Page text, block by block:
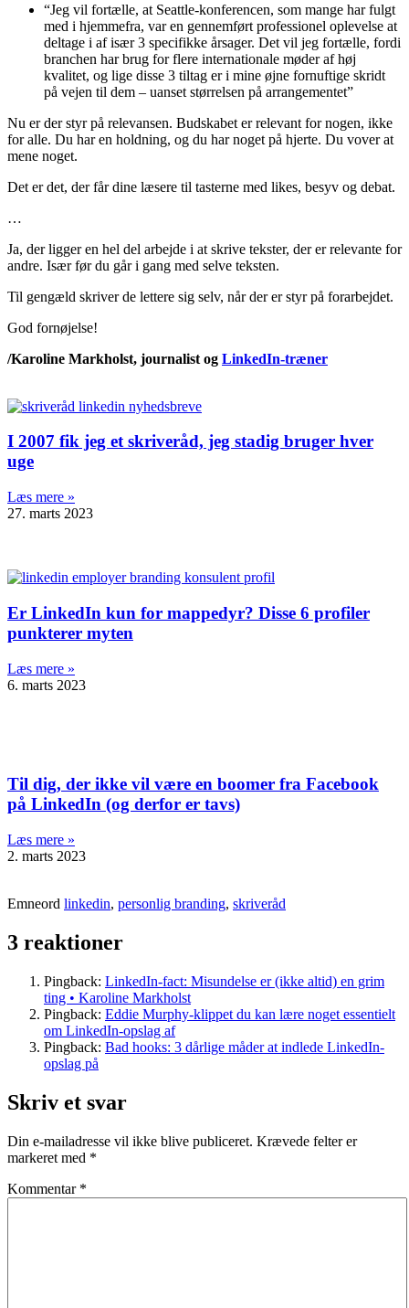
“Jeg vil fortælle, at Seattle-konferencen, som mange har fulgt
med i hjemmefra, var en gennemført professionel oplevelse at
deltage i af især 3 specifikke årsager. Det vil jeg fortælle, fordi
branchen har brug for flere internationale møder af høj
kvalitet, og lige disse 3 tiltag er i mine øjne fornuftige skridt
på vejen til dem – uanset størrelsen på arrangementet”
Nu er der styr på relevansen. Budskabet er relevant for nogen, ikke
for alle. Du har en holdning, og du har noget på hjerte. Du vover at
mene noget.
Det er det, der får dine læsere til tasterne med likes, besyv og debat.
…
Ja, der ligger en hel del arbejde i at skrive tekster, der er relevante for
andre. Især før du går i gang med selve teksten.
Til gengæld skriver de lettere sig selv, når der er styr på forarbejdet.
God fornøjelse!
/Karoline Markholst, journalist og LinkedIn-træner
I 2007 fik jeg et skriveråd, jeg stadig bruger hver
uge
Læs mere »
27. marts 2023
Er LinkedIn kun for mappedyr? Disse 6 profiler
punkterer myten
Læs mere »
6. marts 2023
Til dig, der ikke vil være en boomer fra Facebook
på LinkedIn (og derfor er tavs)
Læs mere »
2. marts 2023
Emneord linkedin, personlig branding, skriveråd
3 reaktioner
Pingback: LinkedIn-fact: Misundelse er (ikke altid) en grim
ting • Karoline Markholst
Pingback: Eddie Murphy-klippet du kan lære noget essentielt
om LinkedIn-opslag af
Pingback: Bad hooks: 3 dårlige måder at indlede LinkedIn-
opslag på
Skriv et svar
Din e-mailadresse vil ikke blive publiceret. Krævede felter er
markeret med *
Kommentar *